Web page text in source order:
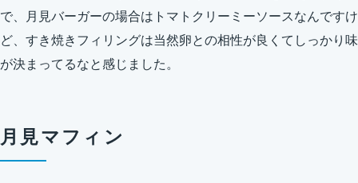
で、月見バーガーの場合はトマトクリーミーソースなんですけ
ど、すき焼きフィリングは当然卵との相性が良くてしっかり味
が決まってるなと感じました。
月見マフィン